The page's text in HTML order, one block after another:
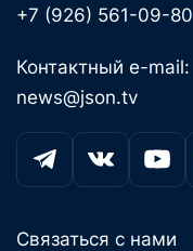
+7 (926) 561-09-80
Контактный e-mail:
news@json.tv
Связаться с нами